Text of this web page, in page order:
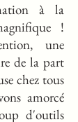
à la
!
une
de la part
chez tous
amorcé
d'outils